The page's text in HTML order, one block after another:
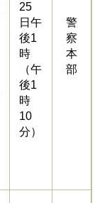
25
日午
後1
時
（午
後1
時
10
分）
警
察
本
部